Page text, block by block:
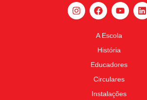
A Escola
História
Educadores
Circulares
Instalações